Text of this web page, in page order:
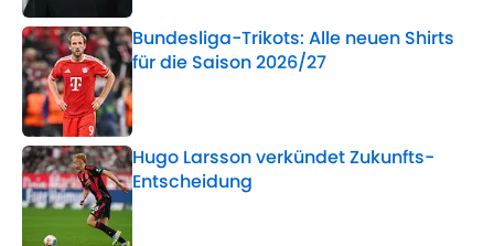
Bundesliga-Trikots: Alle neuen Shirts
für die Saison 2026/27
Published by on Invalid Date
Hugo Larsson verkündet Zukunfts-
Entscheidung
Published by on Invalid Date